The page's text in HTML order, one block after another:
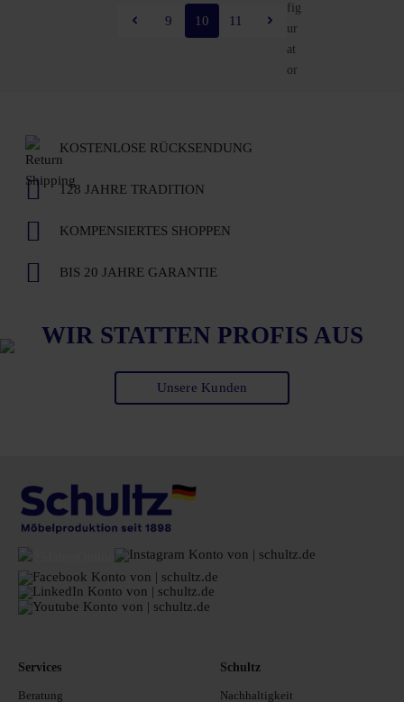
9 10 11
KOSTENLOSE RÜCKSENDUNG
128 JAHRE TRADITION
KOMPENSIERTES SHOPPEN
BIS 20 JAHRE GARANTIE
WIR STATTEN PROFIS AUS
Unsere Kunden
Services
Beratung
Schultz
Nachhaltigkeit